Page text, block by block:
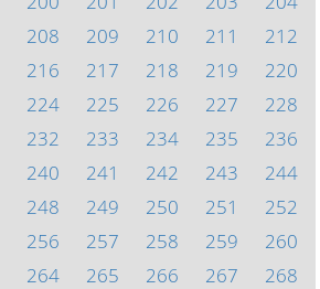
208 209 210 211
212
216 217 218 219
220
224 225 226 227
228
232 233 234 235
236
240 241 242 243
244
248 249 250 251
252
256 257 258 259
260
264 265 266 267
268